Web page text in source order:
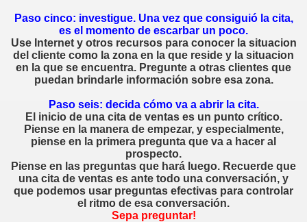
Paso cinco: investigue. Una vez que consiguió la cita,
es el momento de escarbar un poco.
Use Internet y otros recursos para conocer la situacion
del cliente como la zona en la que reside y la situacion
en la que se encuentra. Pregunte a otras clientes que
puedan brindarle información sobre esa zona.
Paso seis: decida cómo va a abrir la cita.
El inicio de una cita de ventas es un punto crítico.
Piense en la manera de empezar, y especialmente,
piense en la primera pregunta que va a hacer al
prospecto.
Piense en las preguntas que hará luego. Recuerde que
una cita de ventas es ante todo una conversación, y
que podemos usar preguntas efectivas para controlar
el ritmo de esa conversación.
Sepa preguntar!
PROFESIONAL
el cliente pide